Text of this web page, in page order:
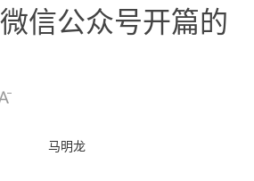
信公众号开篇的
马明龙